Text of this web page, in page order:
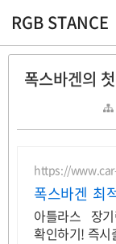
RGB STANCE
폭스바겐의
https://
폭스바겐 최
스바겐 특가
아틀라스 장
확인하기! 즉시